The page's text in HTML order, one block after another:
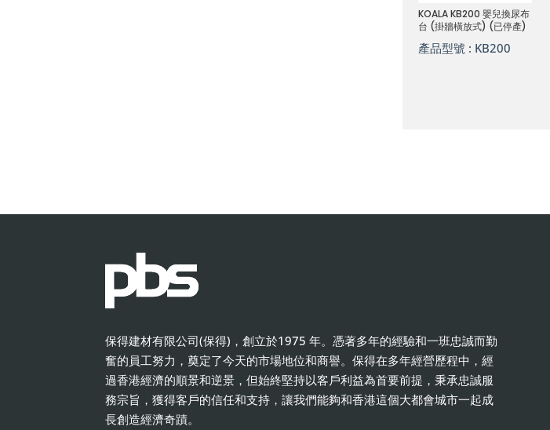
KOALA KB200 嬰兒換尿布
台 (掛牆橫放式) (已停產)
產品型號 : KB200
保得建材有限公司(保得)，創立於1975 年。憑著多年的經驗和一班忠誠而勤
奮的員工努力，奠定了今天的市場地位和商譽。保得在多年經營歷程中，經
過香港經濟的順景和逆景，但始終堅持以客戶利益為首要前提，秉承忠誠服
務宗旨，獲得客戶的信任和支持，讓我們能夠和香港這個大都會城市一起成
長創造經濟奇蹟。